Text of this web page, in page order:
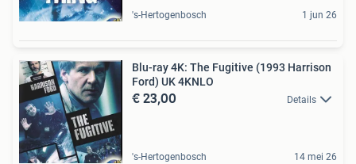
's-Hertogenbosch 1 jun 26
Blu-ray 4K: The Fugitive (1993 Harrison
Ford) UK 4KNLO
€ 23,00 Details
's-Hertogenbosch 14 mei 26